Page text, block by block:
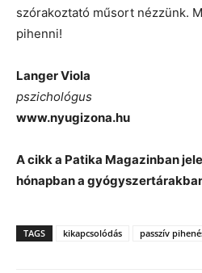
szórakoztató műsort nézzünk.
pihenni!
Langer Viola
pszichológus
www.nyugizona.hu
A cikk a Patika Magazinban
hónapban a
TAGS kikapcsolódás passzív